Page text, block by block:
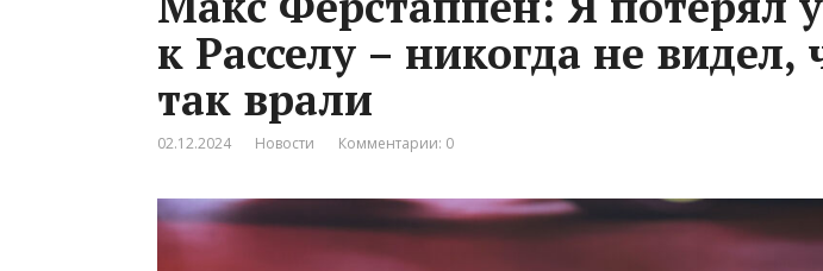
к Расселу – никогда не видел,
так врали
02.12.2024 Новости Комментарии: 0